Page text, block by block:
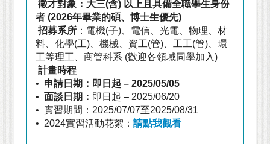
徵才對象：大三(含) 以上且具備全職學生身份
者 (2026年畢業的碩、博士生優先)
招募系所 ：電機(子) 、電信、光電、物理、材
料、化學(工) 、機械、資工(管) 、工工(管) 、環
工等理工、商管科系 (歡迎各領域同學加入)
計畫時程
• 申請日期：即日起 – 2025/05/05
•面談日期： 即日起 – 2025/06/20
•實習期間： 2025/07/07至2025/08/31
• 2024實習活動花絮：請點我觀看